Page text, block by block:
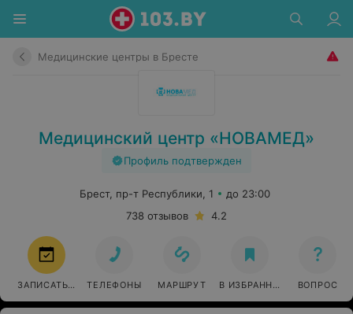
Медицинские центры в Бресте
Медицинский центр «НОВАМЕД»
Профиль подтвержден
Брест, пр-т Республики, 1
до 23:00
738 отзывов
4.2
ЗАПИСАТЬСЯ ТЕЛЕФОНЫ МАРШРУТ В ИЗБРАННОЕ ВОПРОС